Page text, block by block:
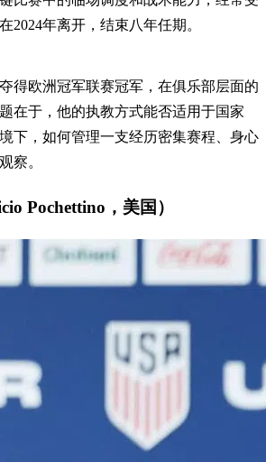
2024年离开，结束八年任期。
得欧洲冠军联赛冠军，在俱乐部层面的
在于，他的执教方式能否适用于国家
下，如何管理一支经历密集赛程、身心
察。
Pochettino，美国）